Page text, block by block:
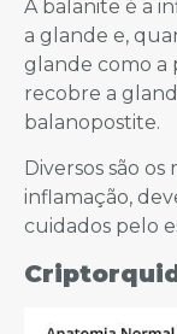
A balanite é a
a glande e,
glande como a
recobre a
balanopostite.
Diversos são
inflamação,
cuidados pelo